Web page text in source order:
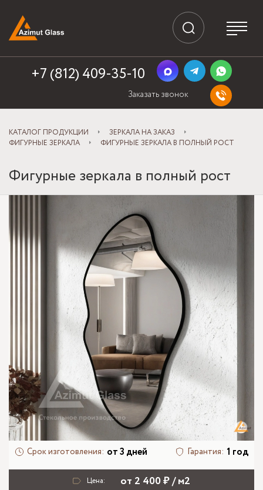
+7 (812) 409-35-10
Заказать звонок
КАТАЛОГ ПРОДУКЦИИ
ЗЕРКАЛА НА ЗАКАЗ
ФИГУРНЫЕ ЗЕРКАЛА
ФИГУРНЫЕ ЗЕРКАЛА В ПОЛНЫЙ РОСТ
Фигурные зеркала в полный рост
Срок изготовления: от 3 дней Гарантия: 1 год
Цена: от 2 400 ₽ / м2